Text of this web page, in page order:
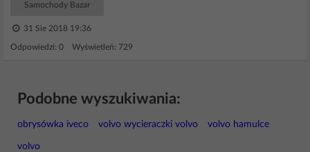
Samochody Bazar
31 Sie 2018 19:36
Odpowiedzi: 0 Wyświetleń: 729
Podobne wyszukiwania:
obrysówka iveco volvo wycieraczki volvo volvo hamulce
volvo